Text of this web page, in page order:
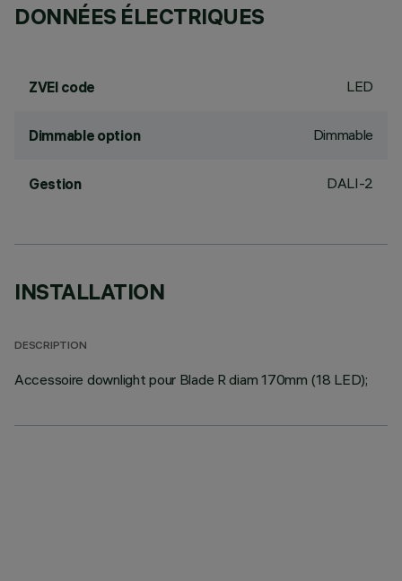
DONNÉES ÉLECTRIQUES
ZVEI code LED
Dimmable option Dimmable
Gestion DALI-2
INSTALLATION
DESCRIPTION
Accessoire downlight pour Blade R diam 170mm (18 LED);